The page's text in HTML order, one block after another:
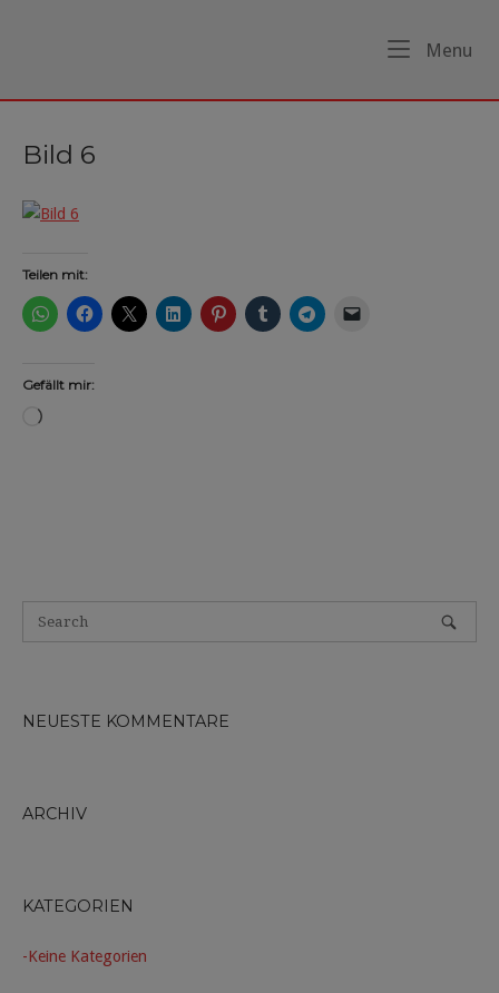
Menu
Bild 6
Teilen mit:
Gefällt mir:
Wird
NEUESTE KOMMENTARE
ARCHIV
KATEGORIEN
Keine Kategorien